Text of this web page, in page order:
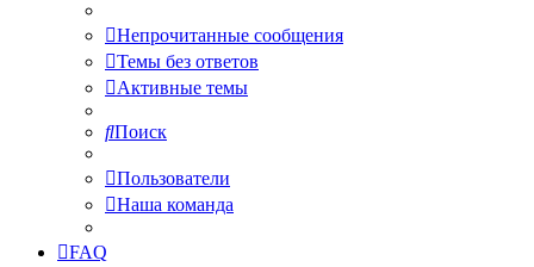
Непрочитанные сообщения
Темы без ответов
Активные темы
Поиск
Пользователи
Наша команда
FAQ